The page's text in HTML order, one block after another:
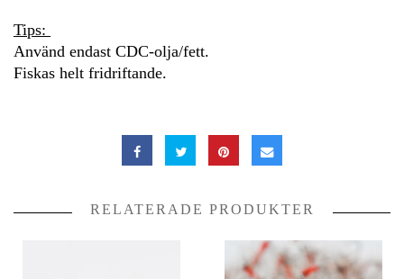
Tips:
Använd endast CDC-olja/fett.
Fiskas helt fridriftande.
RELATERADE PRODUKTER